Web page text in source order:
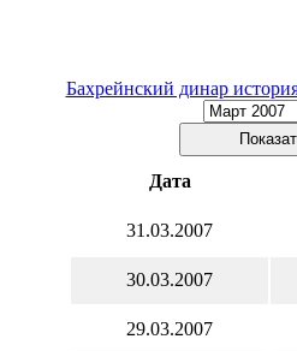
Бахрейнский динар
Дата
31.03.2007
30.03.2007
29.03.2007